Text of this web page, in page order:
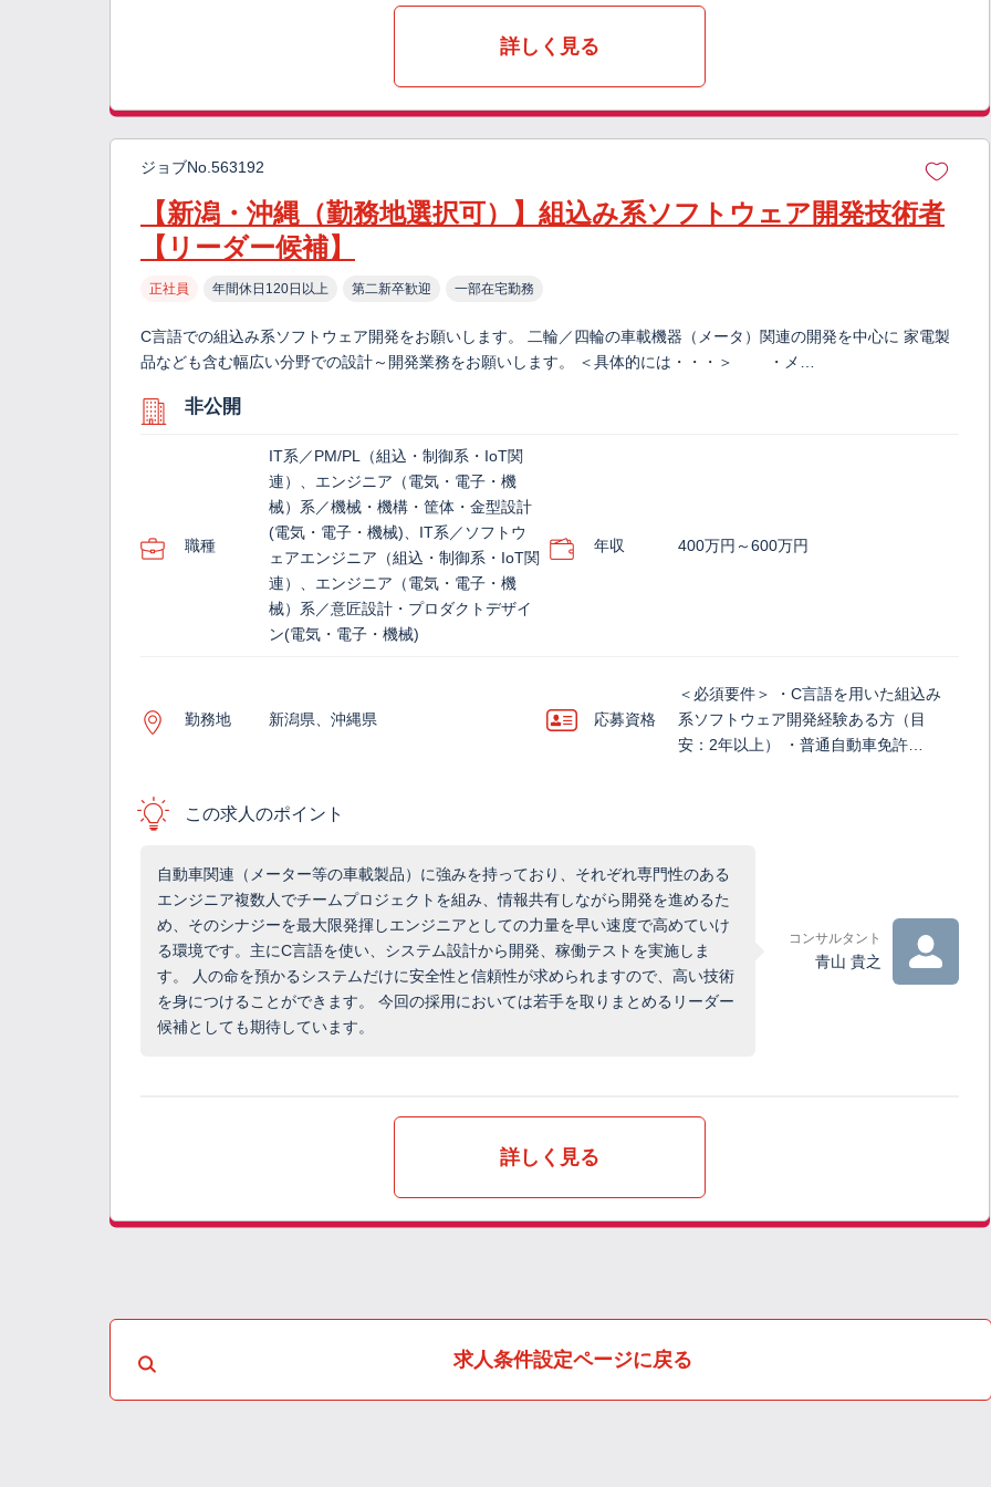
詳しく見る
ジョブNo.563192
【新潟・沖縄（勤務地選択可）】組込み系ソフトウェア開発技術者
【リーダー候補】
正社員 年間休日120日以上 第二新卒歓迎 一部在宅勤務
C言語での組込み系ソフトウェア開発をお願いします。 二輪／四輪の車載機器（メータ）関連の開発を中心に 家電製
品なども含む幅広い分野での設計～開発業務をお願いします。 ＜具体的には・・・＞ ・メ…
非公開
職種
IT系／PM/PL（組込・制御系・IoT関
連）、エンジニア（電気・電子・機
械）系／機械・機構・筐体・金型設計
(電気・電子・機械)、IT系／ソフトウ
ェアエンジニア（組込・制御系・IoT関
連）、エンジニア（電気・電子・機
械）系／意匠設計・プロダクトデザイ
ン(電気・電子・機械)
年収 400万円～600万円
勤務地 新潟県、沖縄県 応募資格
＜必須要件＞ ・C言語を用いた組込み
系ソフトウェア開発経験ある方（目
安：2年以上） ・普通自動車免許…
この求人のポイント
自動車関連（メーター等の車載製品）に強みを持っており、それぞれ専門性のある
エンジニア複数人でチームプロジェクトを組み、情報共有しながら開発を進めるた
め、そのシナジーを最大限発揮しエンジニアとしての力量を早い速度で高めていけ
る環境です。主にC言語を使い、システム設計から開発、稼働テストを実施しま
す。 人の命を預かるシステムだけに安全性と信頼性が求められますので、高い技術
を身につけることができます。 今回の採用においては若手を取りまとめるリーダー
候補としても期待しています。
コンサルタント
青山 貴之
詳しく見る
求人条件設定ページに戻る